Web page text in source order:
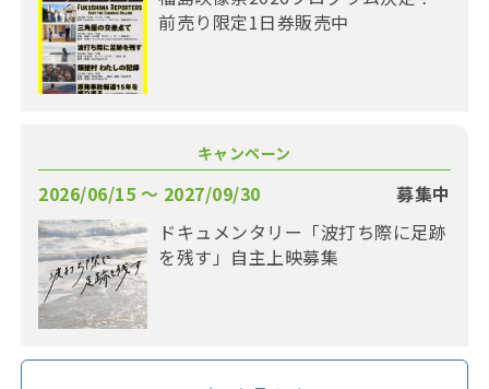
前売り限定1日券販売中
キャンペーン
2026/06/15 〜 2027/09/30
募集中
ドキュメンタリー「波打ち際に足跡
を残す」自主上映募集